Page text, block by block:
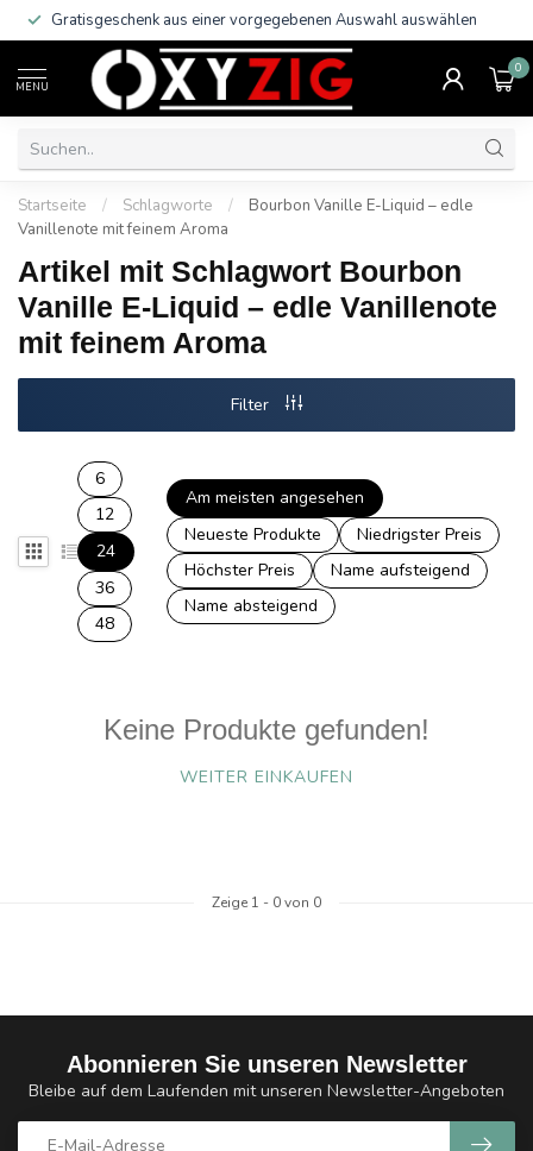
Gratisgeschenk aus einer vorgegebenen Auswahl auswählen
MENU
0
Startseite / Schlagworte /
Bourbon Vanille E-Liquid – edle
Vanillenote mit feinem Aroma
Artikel mit Schlagwort Bourbon
Vanille E-Liquid – edle Vanillenote
mit feinem Aroma
Filter
6
12
24
36
48
Am meisten angesehen
Neueste Produkte
Niedrigster Preis
Höchster Preis
Name aufsteigend
Name absteigend
Keine Produkte gefunden!
WEITER EINKAUFEN
Zeige 1 - 0von 0
Abonnieren Sie unseren Newsletter
Bleibe auf dem Laufenden mit unseren Newsletter-Angeboten